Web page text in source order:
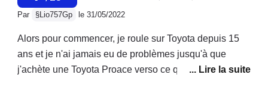
Par §Lio757Gp le 31/05/2022
Alors pour commencer, je roule sur Toyota depuis 15
ans et je n'ai jamais eu de problèmes jusqu'à que
j'achète une Toyota Proace verso ce que je pensais